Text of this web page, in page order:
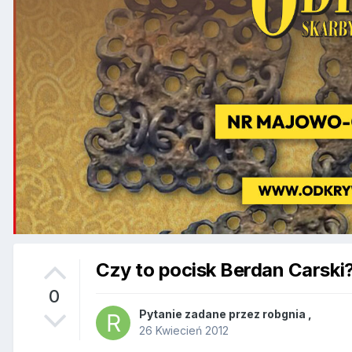
0
Czy to pocisk Berdan
Pytanie zadane przez robgnia
26 Kwiecień 2012